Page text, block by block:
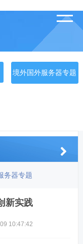
境外国外服务器专题
务器专题
新实践
10:47:42